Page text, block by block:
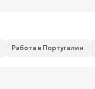
Работа в Португалии